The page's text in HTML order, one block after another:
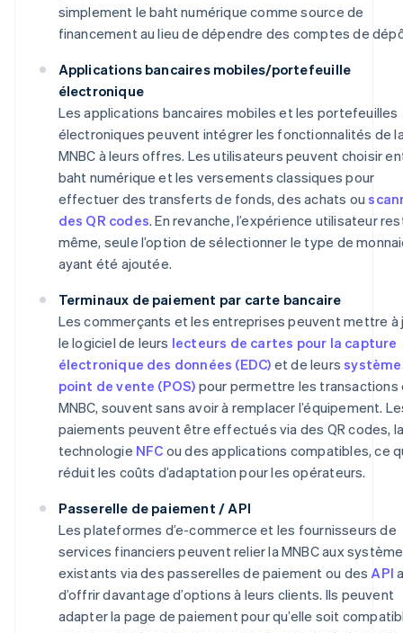
simplement le baht numérique comme source de
financement au lieu de dépendre des comptes de
Applications bancaires mobiles/portefeuille
électronique
Les applications bancaires mobiles et les portefeuilles
électroniques peuvent intégrer les fonctionnalités de
MNBC à leurs offres. Les utilisateurs peuvent choisir
baht numérique et les versements classiques pour
effectuer des transferts de fonds, des achats ou
des QR codes. En revanche, l’expérience utilisateur
même, seule l’option de sélectionner le type de
ayant été ajoutée.
Terminaux de paiement par carte bancaire
Les commerçants et les entreprises peuvent mettre à
le logiciel de leurs lecteurs de cartes pour la capture
électronique des données (EDC) et de leurs
point de vente (POS) pour permettre les transactions
MNBC, souvent sans avoir à remplacer l’équipement.
paiements peuvent être effectués via des QR codes,
technologie NFC ou des applications compatibles, ce
réduit les coûts d’adaptation pour les opérateurs.
Passerelle de paiement / API
Les plateformes d’e-commerce et les fournisseurs de
services financiers peuvent relier la MNBC aux
existants via des passerelles de paiement ou des API
d’offrir davantage d’options à leurs clients. Ils peuvent
adapter la page de paiement pour qu’elle soit